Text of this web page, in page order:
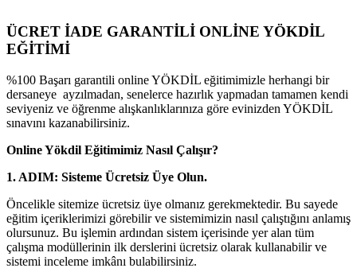
ÜCRET İADE GARANTİLİ ONLİNE YÖKDİL
EĞİTİMİ
%100 Başarı garantili online YÖKDİL eğitimimizle herhangi bir
dersaneye ayzılmadan, senelerce hazırlık yapmadan tamamen kendi
seviyeniz ve öğrenme alışkanlıklarınıza göre evinizden YÖKDİL
sınavını kazanabilirsiniz.
Online Yökdil Eğitimimiz Nasıl Çalışır?
1. ADIM: Sisteme Ücretsiz Üye Olun.
Öncelikle sitemize ücretsiz üye olmanız gerekmektedir. Bu sayede
eğitim içeriklerimizi görebilir ve sistemimizin nasıl çalıştığını anlamış
olursunuz. Bu işlemin ardından sistem içerisinde yer alan tüm
çalışma modüllerinin ilk derslerini ücretsiz olarak kullanabilir ve
sistemi inceleme imkânı bulabilirsiniz.